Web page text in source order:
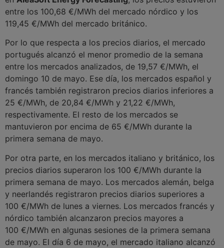
entre los 100,68 €/MWh del mercado nórdico y los
119,45 €/MWh del mercado británico.
Por lo que respecta a los precios diarios, el mercado
portugués alcanzó el menor promedio de la semana
entre los mercados analizados, de 19,57 €/MWh, el
domingo 10 de mayo. Ese día, los mercados español y
francés también registraron precios diarios inferiores a
25 €/MWh, de 20,84 €/MWh y 21,22 €/MWh,
respectivamente. El resto de los mercados se
mantuvieron por encima de 65 €/MWh durante la
primera semana de mayo.
Por otra parte, en los mercados italiano y británico, los
precios diarios superaron los 100 €/MWh durante la
primera semana de mayo. Los mercados alemán, belga
y neerlandés registraron precios diarios superiores a
100 €/MWh de lunes a viernes. Los mercados francés y
nórdico también alcanzaron precios mayores a
100 €/MWh en algunas sesiones de la primera semana
de mayo. El día 6 de mayo, el mercado italiano alcanzó